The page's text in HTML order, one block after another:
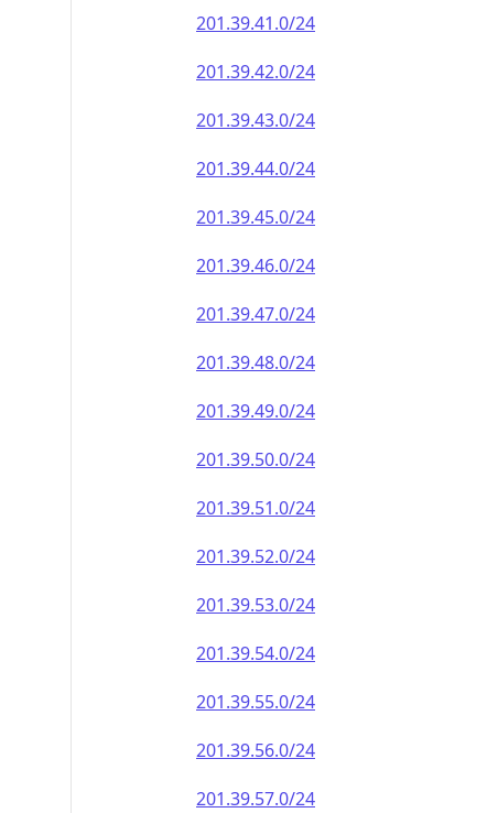
201.39.41.0/24
201.39.42.0/24
201.39.43.0/24
201.39.44.0/24
201.39.45.0/24
201.39.46.0/24
201.39.47.0/24
201.39.48.0/24
201.39.49.0/24
201.39.50.0/24
201.39.51.0/24
201.39.52.0/24
201.39.53.0/24
201.39.54.0/24
201.39.55.0/24
201.39.56.0/24
201.39.57.0/24